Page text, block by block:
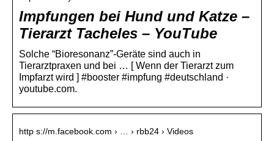
Impfungen bei Hund und Katze –
Tierarzt Tacheles – YouTube
Solche “Bioresonanz”-Geräte sind auch in
Tierarztpraxen und bei … [ Wenn der Tierarzt zum
Impfarzt wird ] #booster #impfung #deutschland ·
youtube.com.
http s://m.facebook.com › … › rbb24 › Videos